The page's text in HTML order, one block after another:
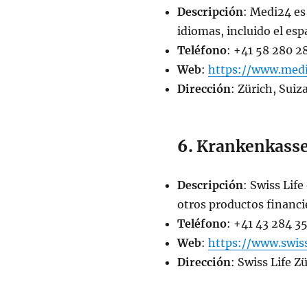
Descripción: Medi24
idiomas, incluido el
Teléfono: +41 58 280
Web: https://
Dirección: Zürich,
6.
Descripción: Swiss Life
otros productos
Teléfono: +41 43 284
Web: https://
Dirección: Swiss Life